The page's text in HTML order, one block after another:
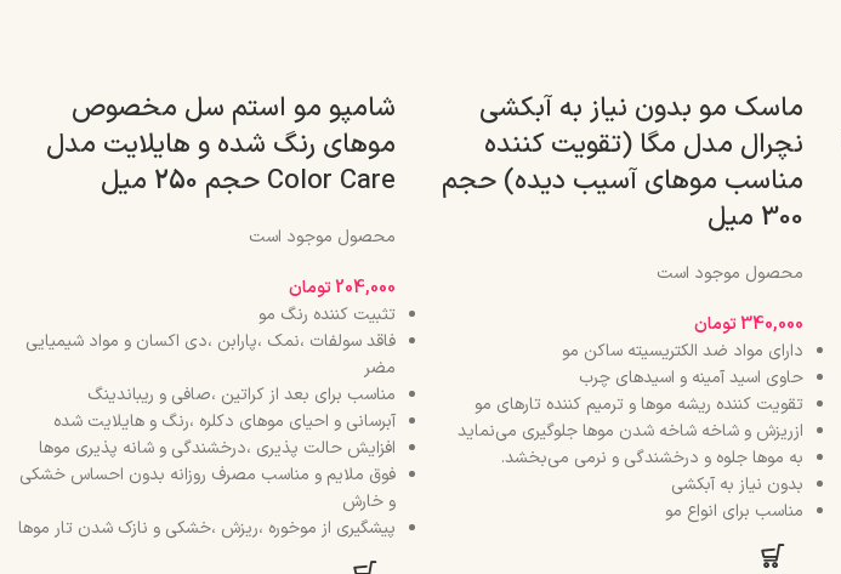
ماسک مو بدون نیاز به آبکشی
نچرال مدل مگا (تقویت کننده
مناسب موهای آسیب دیده) حجم
300 میل
محصول موجود است
340,000تومان
دارای مواد ضد الکتریسیته ساکن مو
حاوی اسید آمینه و اسیدهای چرب
تقویت کننده ریشه موها و ترمیم کننده تارهای مو
ازریزش و شاخه شاخه شدن موها جلوگیری می‌نماید
به موها جلوه و درخشندگی و نرمی می‌بخشد.
بدون نیاز به آبکشی
مناسب برای انواع مو
شامپو مو استم سل مخصوص
موهای رنگ شده و هایلایت مدل
Color Care حجم 250 میل
محصول موجود است
204,000تومان
تثبیت کننده رنگ مو
فاقد سولفات ،نمک ،پارابن ،دی اکسان و مواد شیمیایی
مضر
مناسب برای بعد از کراتین ،صافی و ریباندینگ
آبرسانی و احیای موهای دکلره ،رنگ و هایلایت شده
افزایش حالت پذیری ،درخشندگی و شانه پذیری موها
فوق ملایم و مناسب مصرف روزانه بدون احساس خشکی
و خارش
پیشگیری از موخوره ،ریزش ،خشکی و نازک شدن تار موها